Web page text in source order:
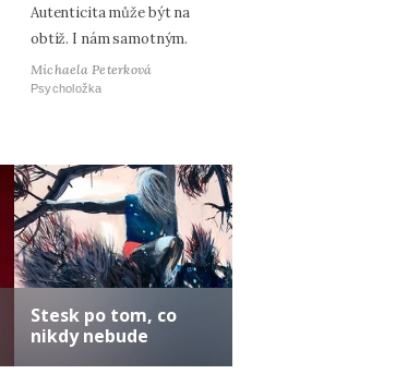
Autenticita může být na
obtíž. I nám samotným.
Michaela Peterková
Psycholožka
Stesk po tom, co
nikdy nebude